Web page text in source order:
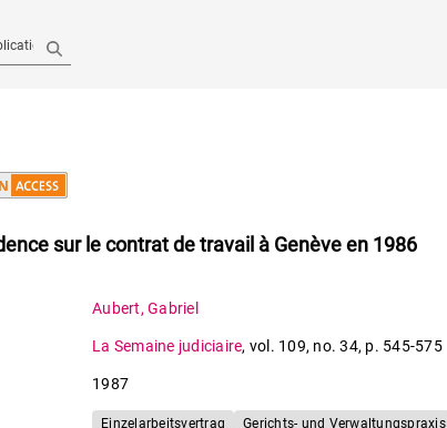
sur le contrat de travail à Genève en 1986
Aubert, Gabriel
La Semaine judiciaire, vol. 109, no. 34, p. 545-575
1987
Einzelarbeitsvertrag Gerichts- und Verwaltungspraxis